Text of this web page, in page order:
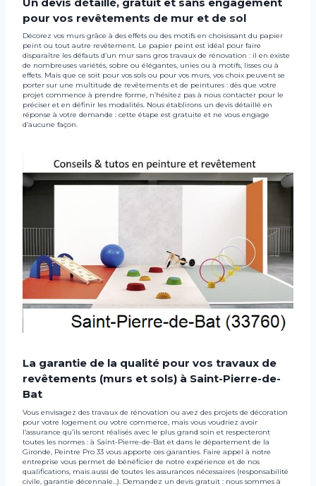
pour vos revêtements de mur et de sol
Décorez vos murs grâce à des effets ou des motifs en choisissant du papier
peint ou tout autre revêtement. Le papier peint est idéal pour faire
disparaître les défauts d’un mur sans gros travaux de rénovation : il en existe
de nombreuses variétés, sobre ou élégantes, unies ou à motifs, lisses ou à
effets. Mais que ce soit pour vos sols ou pour vos murs, vos choix peuvent se
porter sur une multitude de revêtements et de peintures : dès que votre
projet commence à prendre forme, n’hésitez pas à nous contacter pour le
préciser et en définir les modalités. Nous établirons un devis détaillé en
réponse à votre demande : cette étape est gratuite et ne vous engage
d’aucune façon.
La garantie de la qualité pour vos travaux de
revêtements (murs et sols) à Saint-Pierre-de-
Bat
Vous envisagez des travaux de rénovation ou avez des projets de décoration
pour votre logement ou votre commerce, mais vous voudriez avoir
l’assurance qu’ils seront réalisés avec le plus grand soin et respecteront
toutes les normes : à Saint-Pierre-de-Bat et dans le département de la
Gironde, Peintre Pro 33 vous apporte ces garanties. Faire appel à notre
entreprise vous permet de bénéficier de notre expérience et de nos
qualifications, mais aussi de toutes les assurances nécessaires (responsabilité
civile, garantie décennale…). Demandez un devis gratuit : nous sommes à